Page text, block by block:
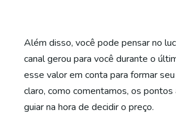
Além disso, você pode pensar no
canal gerou para você durante o
esse valor em conta para formar
claro, como comentamos, os
guiar na hora de decidir o preço.